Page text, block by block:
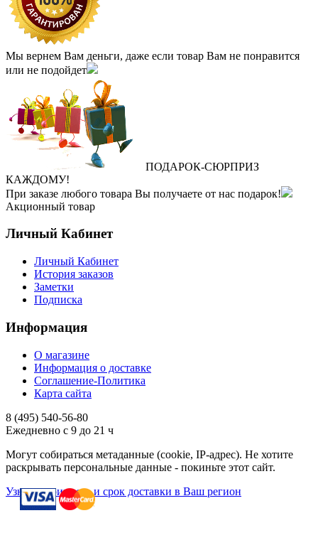
Мы вернем Вам деньги, даже если товар Вам не понравится
или не подойдет
ПОДАРОК‐СЮРПРИЗ
КАЖДОМУ!
При заказе любого товара Вы получаете от нас подарок!
Акционный товар
Личный Кабинет
Личный Кабинет
История заказов
Заметки
Подписка
Информация
О магазине
Информация о доставке
Соглашение-Политика
Карта сайта
8 (495) 540-56-80
Ежедневно с 9 до 21 ч
Могут собираться метаданные (cookie, IP-адрес). Не хотите
раскрывать персональные данные - покиньте этот сайт.
Узнать стоимость и срок доставки в Ваш регион